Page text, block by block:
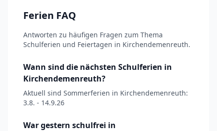
Ferien FAQ
Antworten zu häufigen Fragen zum Thema
Schulferien und Feiertagen in Kirchendemenreuth.
Wann sind die nächsten Schulferien in
Kirchendemenreuth?
Aktuell sind Sommerferien in Kirchendemenreuth:
3.8. - 14.9.26
War gestern schulfrei in